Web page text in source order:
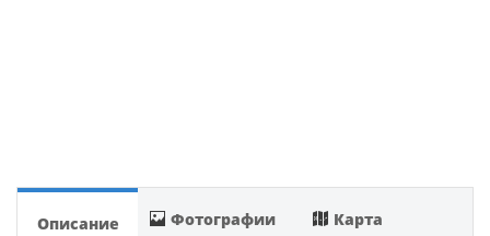
Описание Фотографии Карта